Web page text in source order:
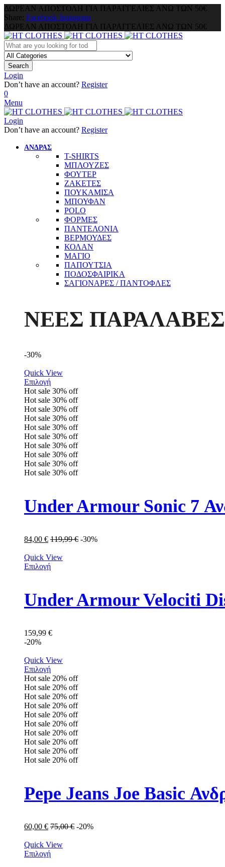
ΔΩΡΕΑΝ ΑΠΟΣΤΟΛΗ ΓΙΑ ΠΑΡΑΓΓΕΛΙΕΣ ΑΝΩ ΤΩΝ 50€
Share: Facebook Instagram
ΔΩΡΕΑΝ ΑΠΟΣΤΟΛΗ ΓΙΑ ΠΑΡΑΓΓΕΛΙΕΣ ΑΝΩ ΤΩΝ 50€
Search
Login
Don’t have an account? Register
0
Menu
Login
Don’t have an account? Register
ΑΝΔΡΑΣ
T-SHIRTS
ΜΠΛΟΥΖΕΣ
ΦΟΥΤΕΡ
ΖΑΚΕΤΕΣ
ΠΟΥΚΑΜΙΣΑ
ΜΠΟΥΦΑΝ
POLO
ΦΟΡΜΕΣ
ΠΑΝΤΕΛΟΝΙΑ
ΒΕΡΜΟΥΔΕΣ
ΚΟΛΑΝ
ΜΑΓΙΟ
ΠΑΠΟΥΤΣΙΑ
ΠΟΔΟΣΦΑΙΡΙΚΑ
ΣΑΓΙΟΝΑΡΕΣ / ΠΑΝΤΟΦΛΕΣ
ΝΕΕΣ ΠΑΡΑΛΑΒΕΣ
-30%
Quick View
Επιλογή
Hot sale 30% off
Hot sale 30% off
Hot sale 30% off
Hot sale 30% off
Hot sale 30% off
Hot sale 30% off
Hot sale 30% off
Hot sale 30% off
Hot sale 30% off
Hot sale 30% off
Under Armour Sonic 7
84,00 € 119,99€ -30%
Quick View
Επιλογή
159,99 €
-20%
Quick View
Επιλογή
Hot sale 20% off
Hot sale 20% off
Hot sale 20% off
Hot sale 20% off
Hot sale 20% off
Hot sale 20% off
Hot sale 20% off
Hot sale 20% off
Hot sale 20% off
Hot sale 20% off
Pepe Jeans Joe Basic
60,00 € 75,00€ -20%
Quick View
Επιλογή